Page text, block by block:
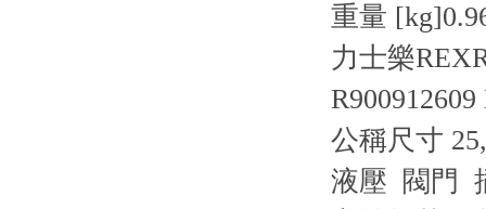
重量 [kg]
力士樂
公稱尺寸
液壓 閥門